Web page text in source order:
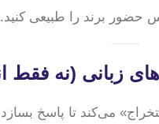
حضور برند را طبیعی کنید.